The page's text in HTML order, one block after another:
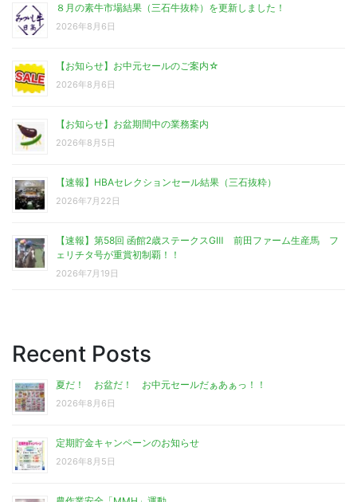
８月の素牛市場結果（三石牛抜粋）を更新しました！
2026年8月6日
【お知らせ】お中元セールのご案内☆
2026年8月6日
【お知らせ】お盆期間中の業務案内
2026年8月5日
【速報】HBAセレクションセール結果（三石抜粋）
2026年7月22日
【速報】第58回 函館2歳ステークスGⅢ 前田ファーム生産馬 フ
ェリチタ号が重賞初制覇！！
2026年7月19日
Recent Posts
夏だ！ お盆だ！ お中元セールだぁあぁっ！！
2026年8月6日
定期貯金キャンペーンのお知らせ
2026年8月5日